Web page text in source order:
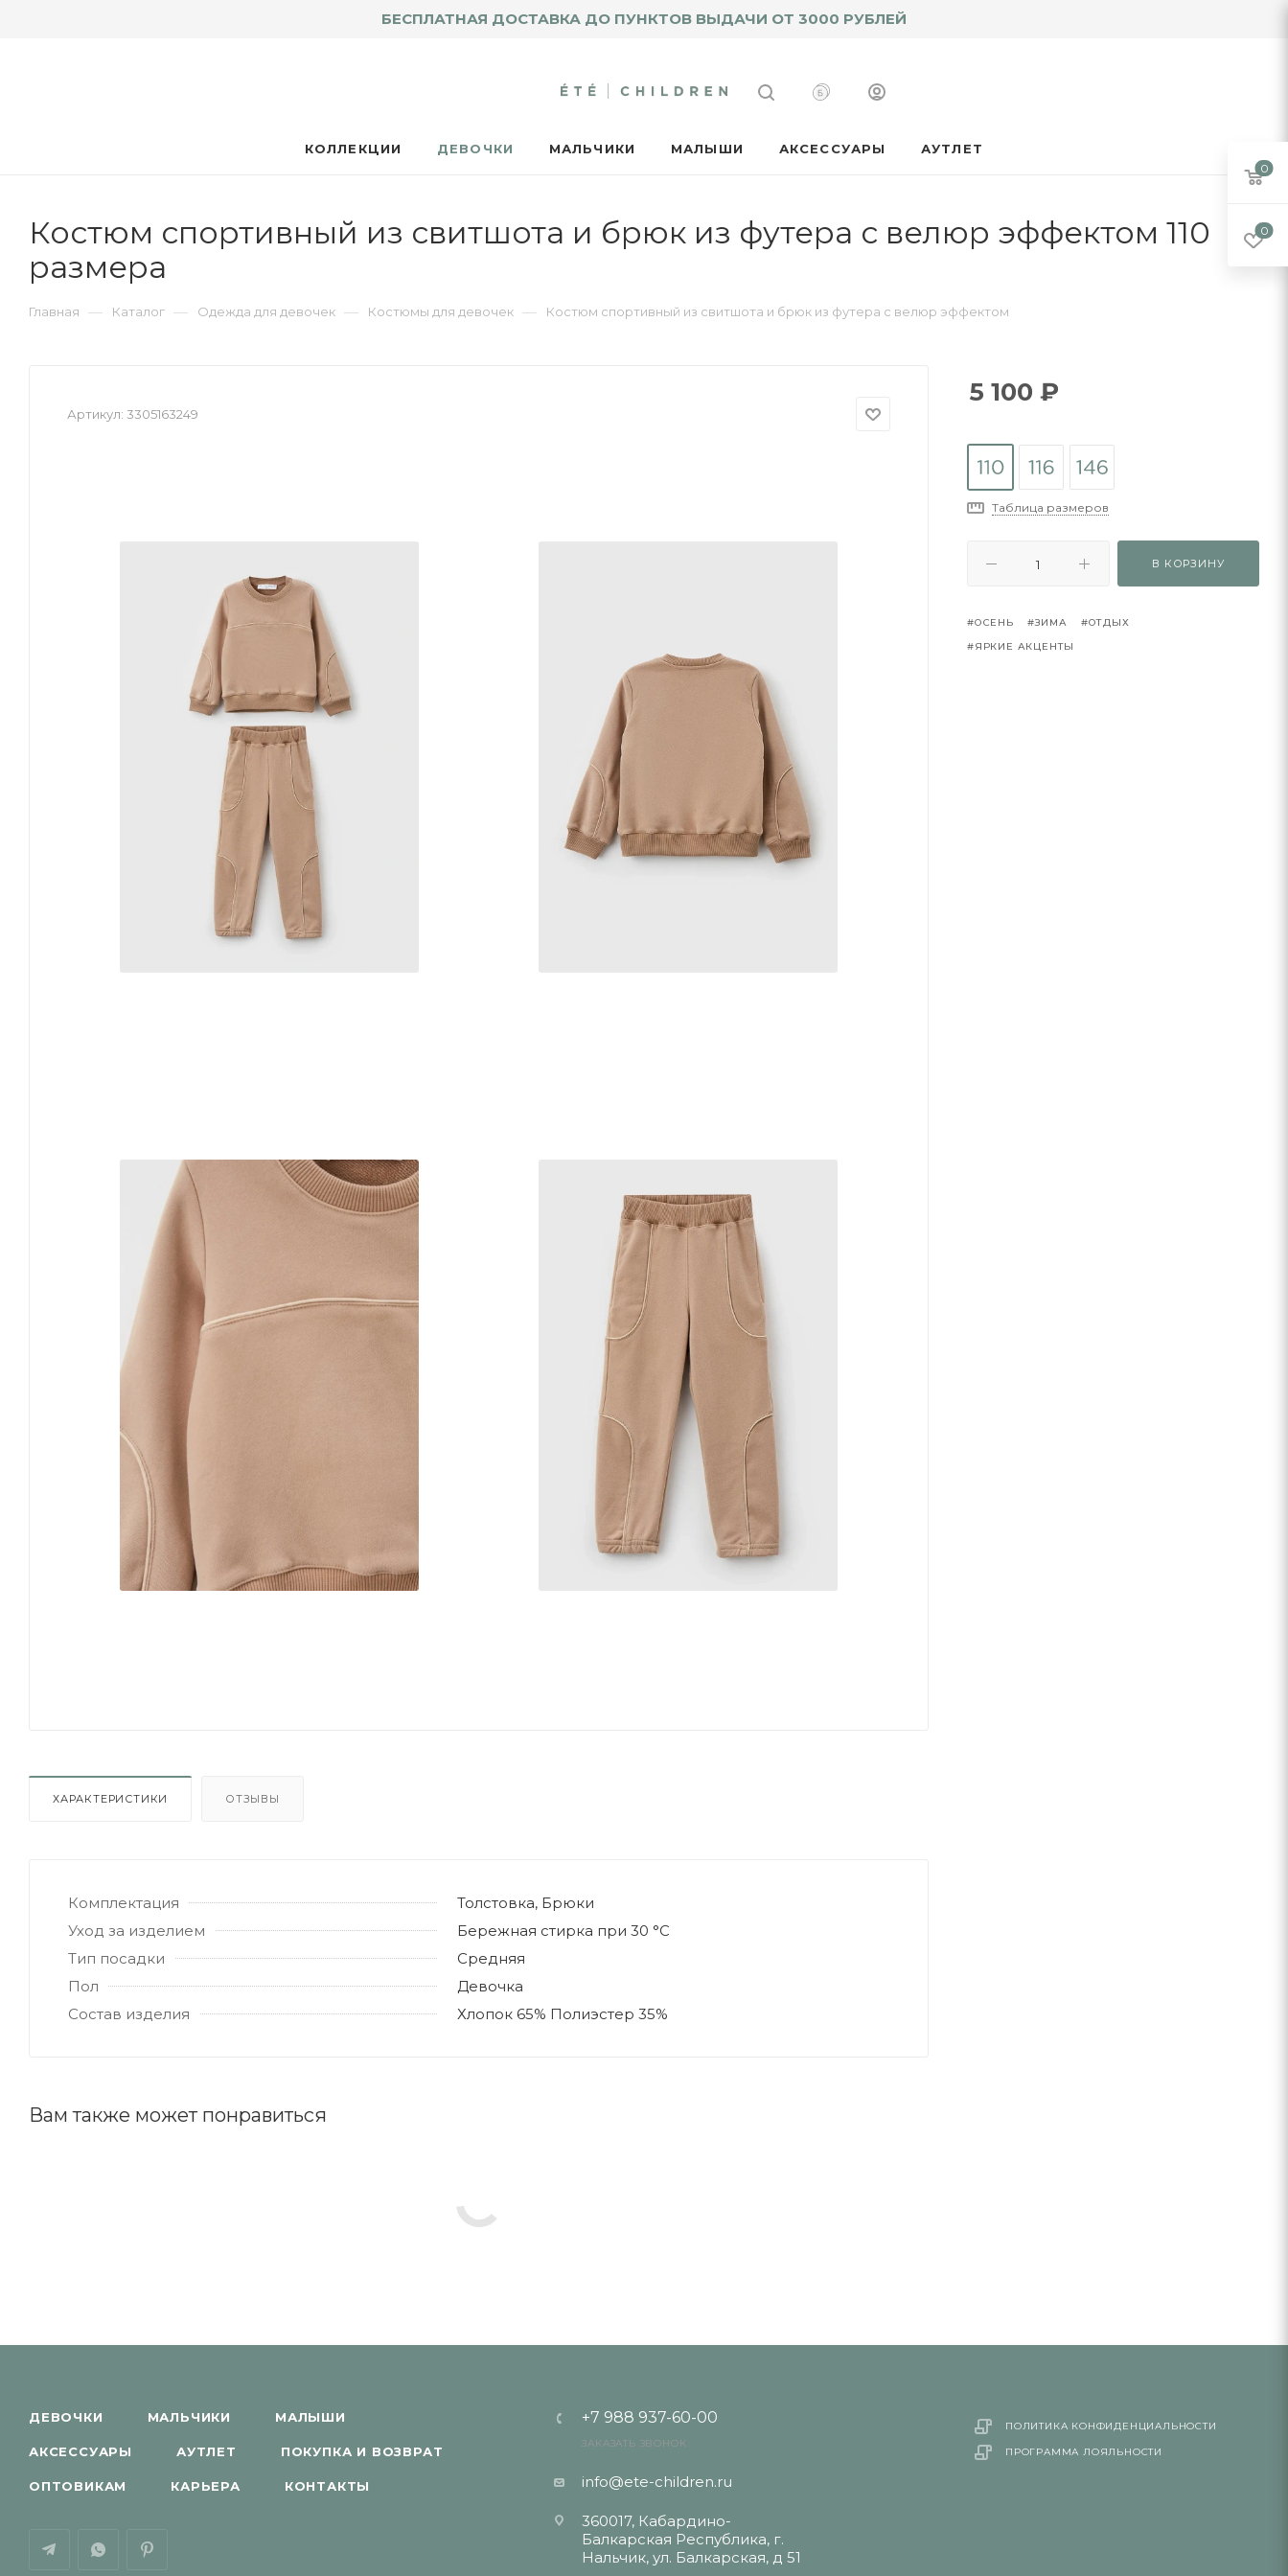
БЕСПЛАТНАЯ ДОСТАВКА ДО ПУНКТОВ ВЫДАЧИ ОТ 3000 РУБЛЕЙ
КОЛЛЕКЦИИ ДЕВОЧКИ МАЛЬЧИКИ МАЛЫШИ АКСЕССУАРЫ АУТЛЕТ
Костюм спортивный из свитшота и брюк из футера с велюр эффектом 110
размера
Главная — Каталог — Одежда для девочек — Костюмы для девочек — Костюм спортивный из свитшота и брюк из футера с велюр эффектом
Артикул: 3305163249
ХАРАКТЕРИСТИКИ ОТЗЫВЫ
Комплектация
Толстовка, Брюки
Уход за изделием
Бережная стирка при 30 °C
Тип посадки
Средняя
Пол
Девочка
Состав изделия
Хлопок 65% Полиэстер 35%
Вам также может понравиться
5 100 ₽
Таблица размеров
В КОРЗИНУ
#ОСЕНЬ #ЗИМА
#ОТДЫХ
#ЯРКИЕ АКЦЕНТЫ
ДЕВОЧКИ МАЛЬЧИКИ МАЛЫШИ
АКСЕССУАРЫ АУТЛЕТ ПОКУПКА И ВОЗВРАТ
ОПТОВИКАМ КАРЬЕРА КОНТАКТЫ
+7 988 937-60-00
ЗАКАЗАТЬ ЗВОНОК
info@ete-children.ru
360017, Кабардино-
Балкарская Республика, г.
Нальчик, ул. Балкарская, д 51
ПОЛИТИКА КОНФИДЕНЦИАЛЬНОСТИ
ПРОГРАММА ЛОЯЛЬНОСТИ
0
0